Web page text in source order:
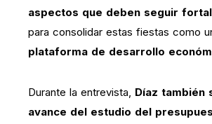
aspectos que deben seguir
para consolidar estas fiestas como
plataforma de desarrollo
Durante la entrevista, Díaz también
avance del estudio del